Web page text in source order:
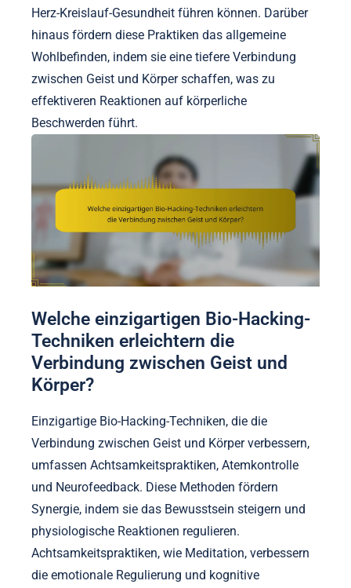
Herz-Kreislauf-Gesundheit führen können. Darüber
hinaus fördern diese Praktiken das allgemeine
Wohlbefinden, indem sie eine tiefere Verbindung
zwischen Geist und Körper schaffen, was zu
effektiveren Reaktionen auf körperliche
Beschwerden führt.
Welche einzigartigen Bio-Hacking-
Techniken erleichtern die
Verbindung zwischen Geist und
Körper?
Einzigartige Bio-Hacking-Techniken, die die
Verbindung zwischen Geist und Körper verbessern,
umfassen Achtsamkeitspraktiken, Atemkontrolle
und Neurofeedback. Diese Methoden fördern
Synergie, indem sie das Bewusstsein steigern und
physiologische Reaktionen regulieren.
Achtsamkeitspraktiken, wie Meditation, verbessern
die emotionale Regulierung und kognitive